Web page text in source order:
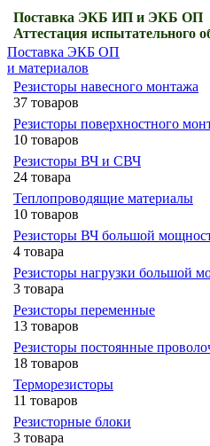
Поставка ЭКБ ИП и ЭКБ ОП
Аттестация испытательного
Поставка ЭКБ ОП
и материалов
Резисторы навесного монтажа
37 товаров
Резисторы поверхностного
10 товаров
Резисторы ВЧ и СВЧ
24 товара
Теплопроводящие материалы
10 товаров
Резисторы ВЧ большой
4 товара
Резисторы нагрузки большой
3 товара
Резисторы переменные
13 товаров
Резисторы постоянные
18 товаров
Терморезисторы
11 товаров
Резисторные блоки
3 товара